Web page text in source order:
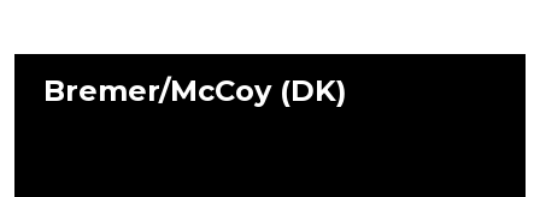
Bremer/McCoy (DK)